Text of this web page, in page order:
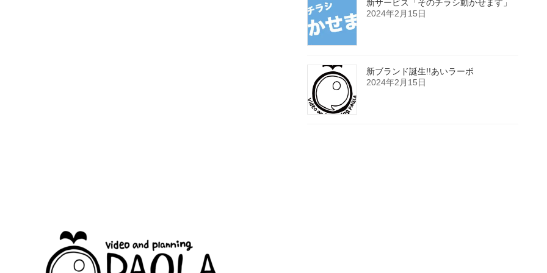
新サービス「そのチラシ動かせます」
2024年2月15日
新ブランド誕生!!あいラーボ
2024年2月15日